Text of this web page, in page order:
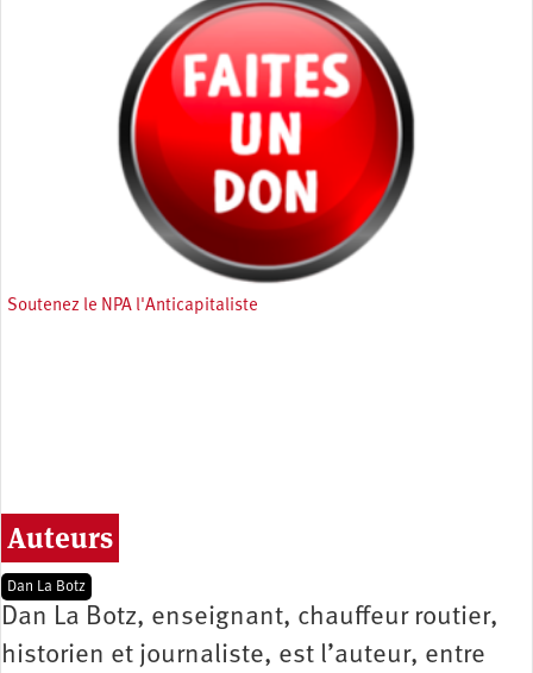
Soutenez le NPA l'Anticapitaliste
Auteurs
Dan La Botz
Dan La Botz, enseignant, chauffeur routier,
historien et journaliste, est l’auteur, entre